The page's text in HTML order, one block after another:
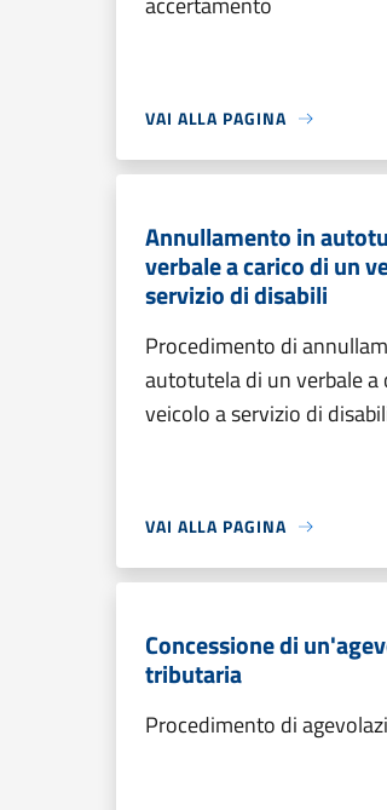
VAI ALLA PAGINA
Annullamento in
verbale a carico di un
servizio di disabili
Procedimento di
autotutela di un verbale a
veicolo a servizio di
VAI ALLA PAGINA
Concessione di
tributaria
Procedimento di